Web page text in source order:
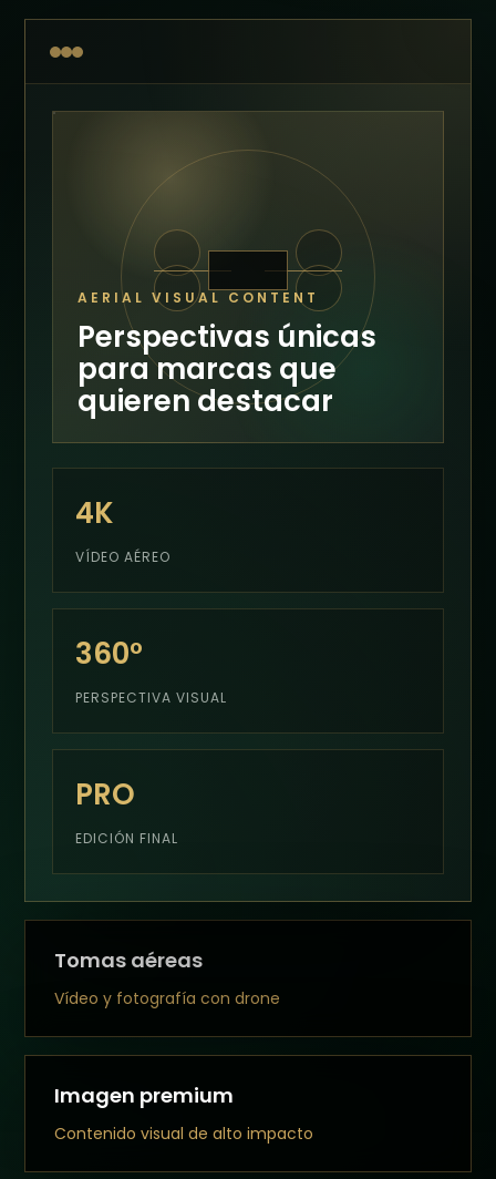
AERIAL VISUAL CONTENT
Perspectivas únicas
para marcas que
quieren destacar
4K
VÍDEO AÉREO
360°
PERSPECTIVA VISUAL
PRO
EDICIÓN FINAL
Tomas aéreas
Vídeo y fotografía con drone
Imagen premium
Contenido visual de alto impacto